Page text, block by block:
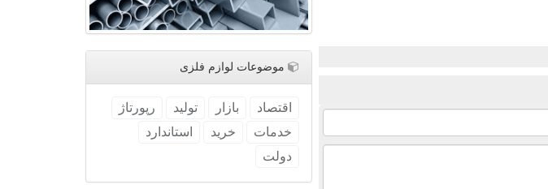
موضوعات لوازم فلزی
اقتصاد بازار تولید
رپورتاژ
خدمات
خرید
استاندارد
دولت